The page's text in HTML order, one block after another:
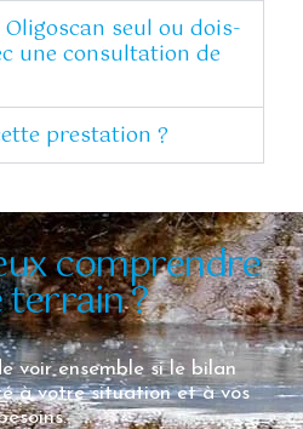
seul ou dois-
une consultation de
prestation ?
comprendre
?
voir ensemble si le bilan
à votre situation et à vos